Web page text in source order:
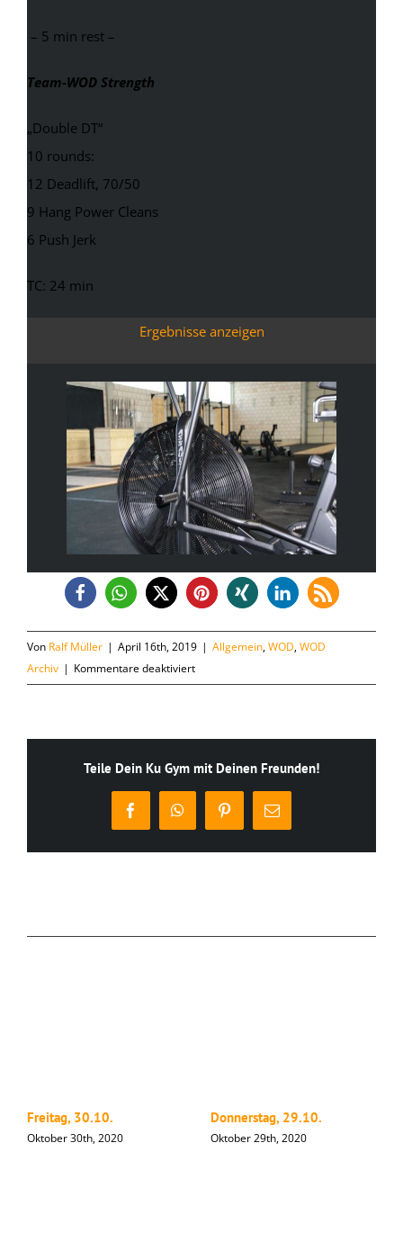
– 5 min rest –
Team-WOD Strength
„Double DT“
10 rounds:
12 Deadlift, 70/50
9 Hang Power Cleans
6 Push Jerk
TC: 24 min
Ergebnisse anzeigen
Von Ralf Müller | April 16th, 2019 | Allgemein,WOD,WOD
Archiv | Kommentare deaktiviertfür
Dienstag,
Teile Dein Ku Gym mit Deinen Freunden!
FacebookWhatsAppPinterest
E-
Mail
Freitag, 30.10.
Oktober 30th, 2020
Donnerstag, 29.10.
Oktober 29th, 2020